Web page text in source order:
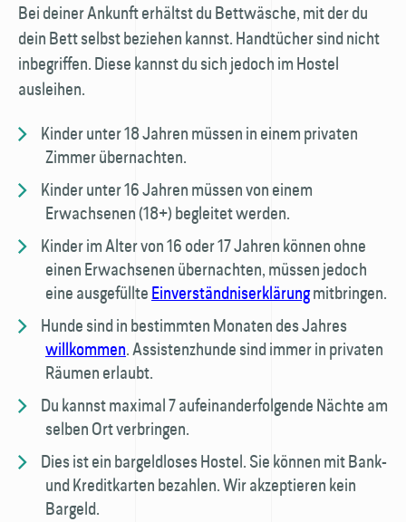
Bei deiner Ankunft erhältst du Bettwäsche, mit der du
dein Bett selbst beziehen kannst. Hand­tücher sind nicht
inbegriffen. Diese kannst du sich jedoch im Hostel
ausleihen.
Kinder unter 18 Jahren müssen in einem privaten
Zimmer übernachten.
Kinder unter 16 Jahren müssen von einem
Erwachsenen (18+) begleitet werden.
Kinder im Alter von 16 oder 17 Jahren können ohne
einen Erwachsenen über­nachten, müssen jedoch
eine ausgefüllteEinverständnis­erklärungmitbringen.
Hunde sind in bestimmten Monaten des Jahres
willkommen. Assistenzhunde sind immer in privaten
Räumen erlaubt.
Du kannst maximal 7 aufeinanderfolgende Nächte am
selben Ort verbringen.
Dies ist ein bargeldloses Hostel. Sie können mit Bank-
und Kreditkarten bezahlen. Wir akzeptieren kein
Bargeld.